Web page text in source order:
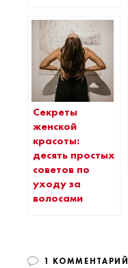
Секреты
женской
красоты:
десять простых
советов по
уходу за
волосами
1 КОММЕНТАРИЙ